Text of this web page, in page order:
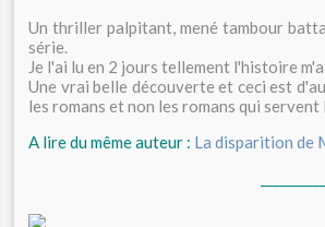
Un thriller palpitant, mené tambour
série.
Je l'ai lu en 2 jours tellement l'histoire
Une vrai belle découverte et ceci est
les romans et non les romans qui servent
A lire du même auteur : La disparition de